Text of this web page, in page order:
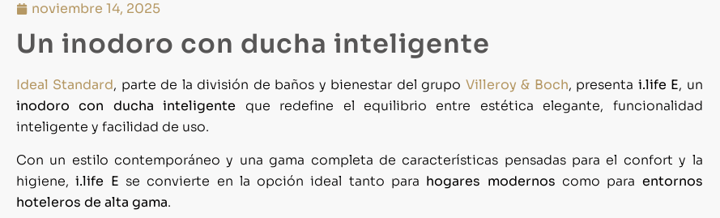
noviembre 14, 2025
Un inodoro con ducha inteligente
Ideal Standard, parte de la división de baños y bienestar del grupo Villeroy & Boch, presenta i.life E, un
inodoro con ducha inteligente que redefine el equilibrio entre estética elegante, funcionalidad
inteligente y facilidad de uso.
Con un estilo contemporáneo y una gama completa de características pensadas para el confort y la
higiene,i.life E se convierte en la opción ideal tanto para hogares modernos como para entornos
hoteleros de alta gama.